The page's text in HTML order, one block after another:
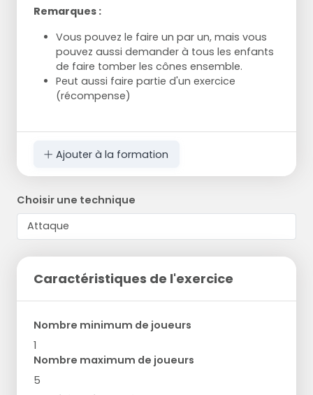
Remarques :
Vous pouvez le faire un par un, mais vous
pouvez aussi demander à tous les enfants
de faire tomber les cônes ensemble.
Peut aussi faire partie d'un exercice
(récompense)
Ajouter à la formation
Choisir une technique
Caractéristiques de l'exercice
Nombre minimum de joueurs
1
Nombre maximum de joueurs
5